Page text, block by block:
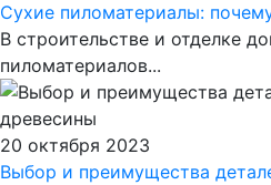
Сухие пиломатериалы:
В строительстве и отделке
пиломатериалов...
20 октября 2023
Выбор и преимущества